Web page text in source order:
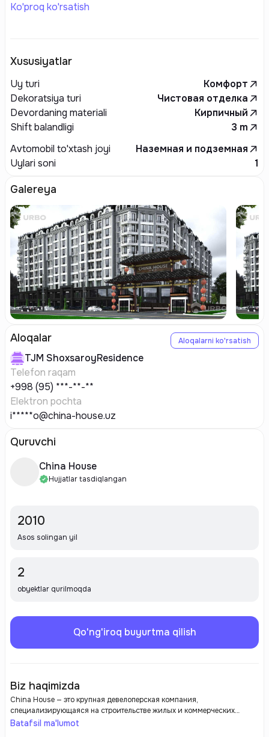
удовлетворить потребности различных категорий жильцов.
Архитектурное оформление зданий сочетает в себе сдержанный
современный стиль с элементами, подчеркивающими эстетическую
привлекательность и функциональность. Комплекс также заботится об
экологической составляющей, применяя энергоэффективные
технологии и материалы.
Ko'proq ko'rsatish
Xususiyatlar
Uy turi
Комфорт
Dekoratsiya turi
Чистовая отделка
Devordaning materiali
Кирпичный
Shift balandligi
3 m
Avtomobil to'xtash joyi
Наземная и подземная
Uylari soni
1
Galereya
Aloqalar Aloqalarni ko'rsatish
TJM ShoxsaroyResidence
Telefon raqam
+998 (95) ***-**-**
Elektron pochta
i*****o@china-house.uz
Quruvchi
China House
Hujjatlar tasdiqlangan
2010
Asos solingan yil
2
obyektlar qurilmoqda
Qo'ng'iroq buyurtma qilish
Biz haqimizda
China House — это крупная девелоперская компания,
специализирующаяся на строительстве жилых и коммерческих
объектов. Компания зарекомендовала себя как надежный
Batafsil ma'lumot